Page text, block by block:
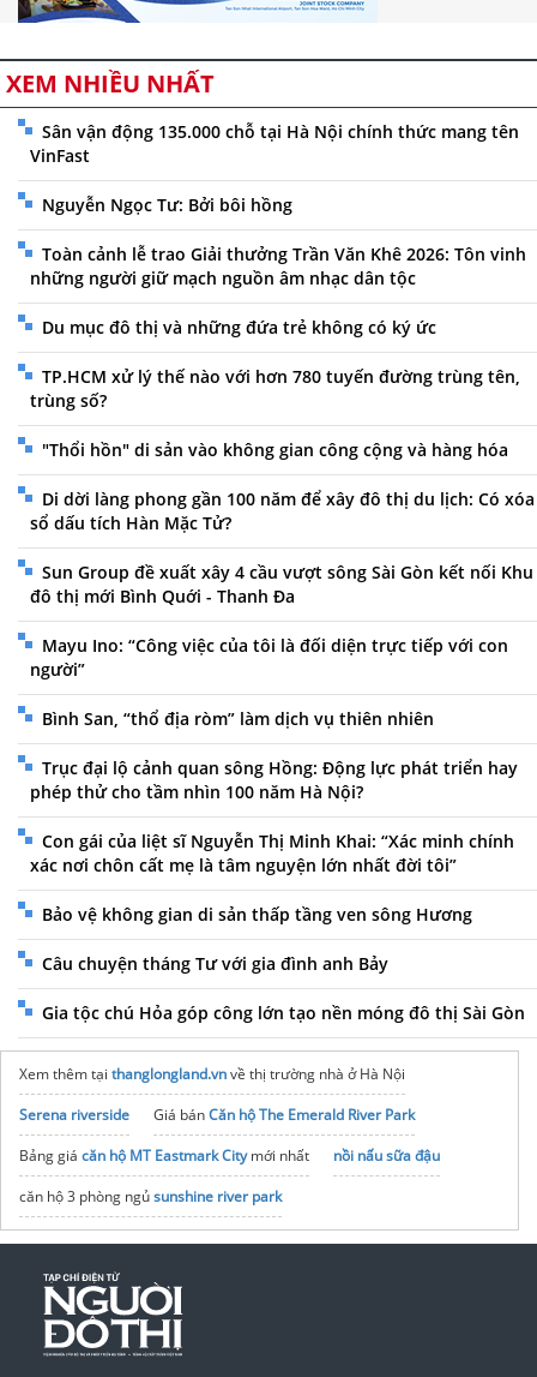
XEM NHIỀU NHẤT
Sân vận động 135.000 chỗ tại Hà Nội chính thức mang tên
VinFast
Nguyễn Ngọc Tư: Bởi bôi hồng
Toàn cảnh lễ trao Giải thưởng Trần Văn Khê 2026: Tôn vinh
những người giữ mạch nguồn âm nhạc dân tộc
Du mục đô thị và những đứa trẻ không có ký ức
TP.HCM xử lý thế nào với hơn 780 tuyến đường trùng tên,
trùng số?
"Thổi hồn" di sản vào không gian công cộng và hàng hóa
Di dời làng phong gần 100 năm để xây đô thị du lịch: Có xóa
sổ dấu tích Hàn Mặc Tử?
Sun Group đề xuất xây 4 cầu vượt sông Sài Gòn kết nối Khu
đô thị mới Bình Quới - Thanh Đa
Mayu Ino: “Công việc của tôi là đối diện trực tiếp với con
người”
Bình San, “thổ địa ròm” làm dịch vụ thiên nhiên
Trục đại lộ cảnh quan sông Hồng: Động lực phát triển hay
phép thử cho tầm nhìn 100 năm Hà Nội?
Con gái của liệt sĩ Nguyễn Thị Minh Khai: “Xác minh chính
xác nơi chôn cất mẹ là tâm nguyện lớn nhất đời tôi”
Bảo vệ không gian di sản thấp tầng ven sông Hương
Câu chuyện tháng Tư với gia đình anh Bảy
Gia tộc chú Hỏa góp công lớn tạo nền móng đô thị Sài Gòn
Xem thêm tại thanglongland.vnvề thị trường nhà ở Hà Nội
Serena riverside
Giá bánCăn hộ The Emerald River Park
Bảng giá căn hộ MT Eastmark Citymới nhất
nồi nấu sữa đậu
căn hộ 3 phòng ngủsunshine river park
Website chính thứchttps://ddiamant-bleu.com.vn/
Thông tinMaison Privée CapitaLand
Vinhomes Vũ Yên Hải Phòng
Chính sách mới nhấtThe Opus One Vinhomes Market